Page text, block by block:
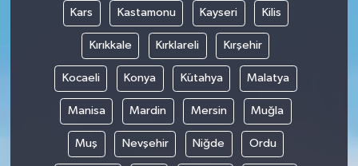
Kars Kastamonu Kayseri Kilis
Kırıkkale Kırklareli Kırşehir
Kocaeli Konya Kütahya Malatya
Manisa Mardin Mersin Muğla
Muş Nevşehir Niğde Ordu